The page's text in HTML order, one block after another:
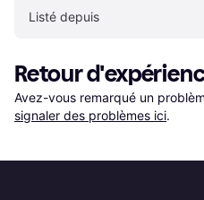
Listé depuis
Retour
Avez-vous remarqué un
signaler des problèmes ici.